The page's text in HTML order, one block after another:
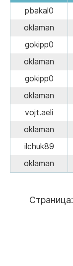
pbakal0
oklaman
gokipp0
oklaman
gokipp0
oklaman
vojt.aeli
oklaman
ilchuk89
oklaman
Страница: